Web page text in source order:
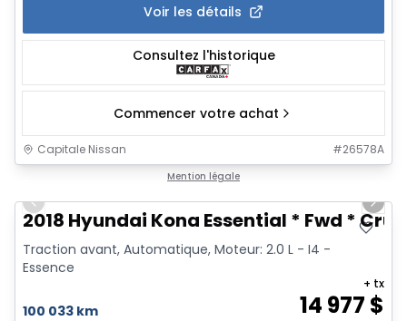
Voir les détails
Consultez l'historique
Commencer votre achat
Capitale Nissan #26578A
Mention légale
Previous slide
Next
2018 Hyundai Kona Essential * Fwd *
Traction avant, Automatique, Moteur: 2.0 L - I4 -
Essence
100 033 km 14 977 $
+ tx